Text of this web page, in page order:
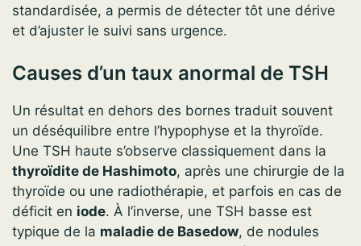
standardisée, a permis de détecter tôt une dérive
et d’ajuster le suivi sans urgence.
Causes d’un taux anormal de TSH
Un résultat en dehors des bornes traduit souvent
un déséquilibre entre l’hypophyse et la thyroïde.
Une TSH haute s’observe classiquement dans la
thyroïdite de Hashimoto, après une chirurgie de la
thyroïde ou une radiothérapie, et parfois en cas de
déficit en iode. À l’inverse, une TSH basse est
typique de la maladie de Basedow, de nodules